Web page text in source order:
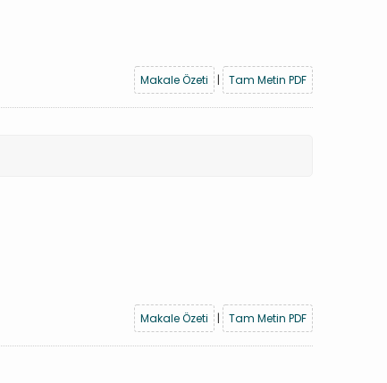
Makale Özeti
| Tam Metin PDF
Makale Özeti
| Tam Metin PDF